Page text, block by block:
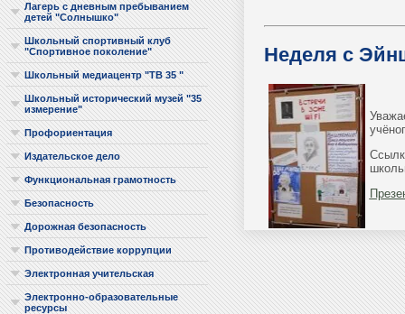
Лагерь с дневным пребыванием
детей "Солнышко"
Школьный спортивный клуб
"Спортивное поколение"
Школьный медиацентр "ТВ 35 "
Школьный исторический музей "35
измерение"
Профориентация
Издательское дело
Функциональная грамотность
Безопасность
Дорожная безопасность
Противодействие коррупции
Электронная учительская
Электронно-образовательные
ресурсы
Неделя с